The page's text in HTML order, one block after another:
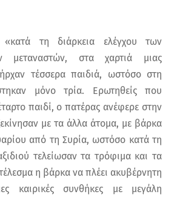
«κατά τη διάρκεια ελέγχου των
μεταναστών, στα χαρτιά μιας
τέσσερα παιδιά, ωστόσο στη
μόνο τρία. Ερωτηθείς που
παιδί, ο πατέρας ανέφερε στην
με τα άλλα άτομα, με βάρκα
από τη Συρία, ωστόσο κατά τη
τελείωσαν τα τρόφιμα και τα
η βάρκα να πλέει ακυβέρνητη
καιρικές συνθήκες με μεγάλη